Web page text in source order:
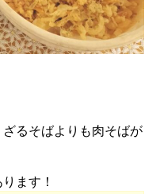
るそばよりも肉そばが
ます！